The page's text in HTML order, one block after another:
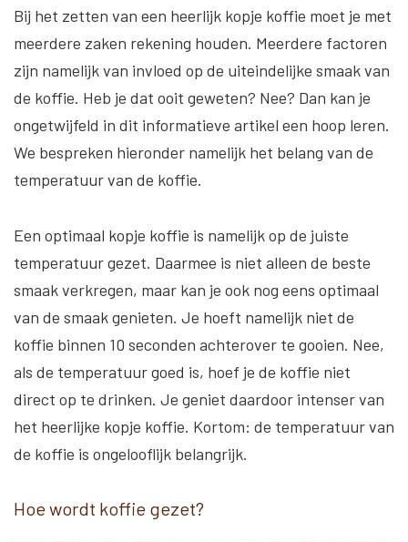
Bij het zetten van een heerlijk kopje koffie moet je met
meerdere zaken rekening houden. Meerdere factoren
zijn namelijk van invloed op de uiteindelijke smaak van
de koffie. Heb je dat ooit geweten? Nee? Dan kan je
ongetwijfeld in dit informatieve artikel een hoop leren.
We bespreken hieronder namelijk het belang van de
temperatuur van de koffie.
Een optimaal kopje koffie is namelijk op de juiste
temperatuur gezet. Daarmee is niet alleen de beste
smaak verkregen, maar kan je ook nog eens optimaal
van de smaak genieten. Je hoeft namelijk niet de
koffie binnen 10 seconden achterover te gooien. Nee,
als de temperatuur goed is, hoef je de koffie niet
direct op te drinken. Je geniet daardoor intenser van
het heerlijke kopje koffie. Kortom: de temperatuur van
de koffie is ongelooflijk belangrijk.
Hoe wordt koffie gezet?